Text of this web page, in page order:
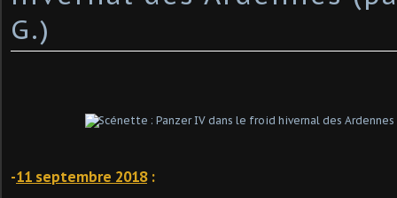
G.)
-11 septembre 2018: